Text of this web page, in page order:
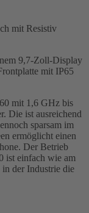
mit Resistiv
9,7-Zoll-Display
mit IP65
mit 1,6 GHz bis
Die ist ausreichend
sparsam im
ermöglicht einen
Der Betrieb
ist einfach wie am
der Industrie die